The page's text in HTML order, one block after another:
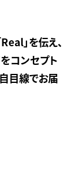
」を伝え、
コンセプト
目線でお届